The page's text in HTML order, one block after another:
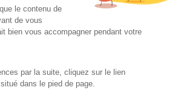
le contenu de
de vous
bien vous accompagner pendant votre
par la suite, cliquez sur le lien
dans le pied de page.
aucune
experts sélectionnent les meilleurs
et les millésimes à ne pas
avant-première !